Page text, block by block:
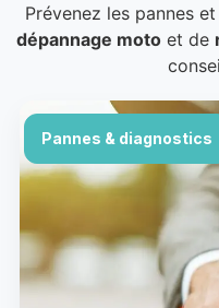
Prévenez les pannes
dépannage motoet de
Pannes & diagnostics